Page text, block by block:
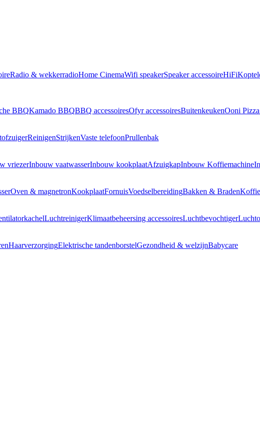
Radio & wekkerradioHome CinemaWifi speakerSpeaker accessoireHiFi
BBQKamado BBQBBQ accessoiresOfyr accessoiresBuitenkeukenOoni
ReinigenStrijkenVaste telefoonPrullenbak
vriezerInbouw vaatwasserInbouw kookplaatAfzuigkapInbouw Koffiemachine
Oven & magnetronKookplaatFornuisVoedselbereidingBakken & Braden
LuchtreinigerKlimaatbeheersing accessoiresLuchtbevochtiger
HaarverzorgingElektrische tandenborstelGezondheid & welzijnBabycare